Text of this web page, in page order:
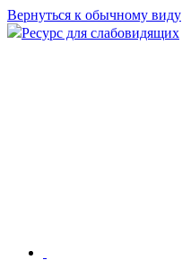
Вернуться к обычному виду
Ресурс для слабовидящих